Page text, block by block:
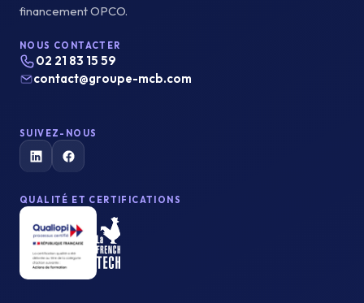
financement OPCO.
NOUS CONTACTER
02 21 83 15 59
contact@groupe-mcb.com
SUIVEZ-NOUS
QUALITÉ ET CERTIFICATIONS